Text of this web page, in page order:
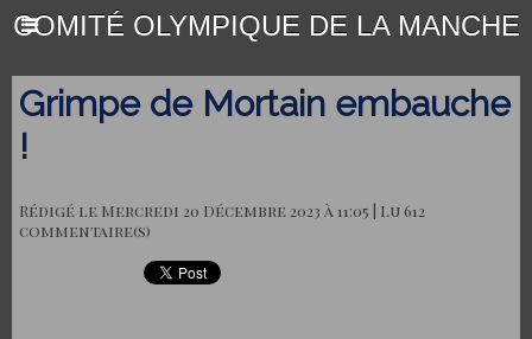
COMITÉ OLYMPIQUE DE LA MANCHE
Grimpe de Mortain embauche
!
Rédigé le Mercredi 20 Décembre 2023 à 11:05 | Lu 612
commentaire(s)